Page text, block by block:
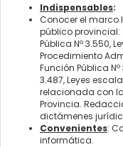
Indispensables:
Conocer el marco
público provincial:
Pública Nº 3.550,
Procedimiento
Función Pública
3.487, Leyes
relacionada con
Provincia.
dictámenes
Convenientes:
informática.